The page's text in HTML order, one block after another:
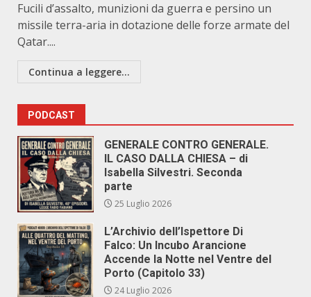
Fucili d’assalto, munizioni da guerra e persino un
missile terra-aria in dotazione delle forze armate del
Qatar....
Continua a leggere...
PODCAST
GENERALE CONTRO GENERALE.
IL CASO DALLA CHIESA – di
Isabella Silvestri. Seconda
parte
25 Luglio 2026
L’Archivio dell’Ispettore Di
Falco: Un Incubo Arancione
Accende la Notte nel Ventre del
Porto (Capitolo 33)
24 Luglio 2026